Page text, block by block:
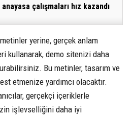
anayasa çalışmaları hız kazandı
yerine, gerçek anlam
kullanarak, demo sitenizi daha
Bu metinler, tasarım ve
etmenize yardımcı olacaktır.
gerçekçi içeriklerle
işlevselliğini daha iyi